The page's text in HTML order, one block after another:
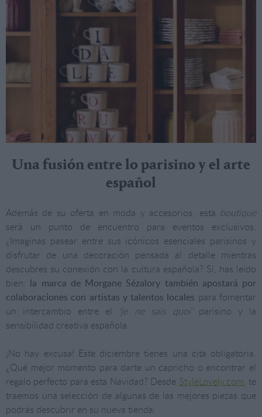
Una fusión entre lo parisino y el arte
español
Además de su oferta en moda y accesorios, esta boutique
será un punto de encuentro para eventos exclusivos.
¿Imaginas pasear entre sus icónicos esenciales parisinos y
disfrutar de una decoración pensada al detalle mientras
descubres su conexión con la cultura española? Sí, has leído
bien: la marca de Morgane Sézalory también apostará por
colaboraciones con artistas y talentos locales para fomentar
un intercambio entre el
‘je ne sais quoi’parisino y la
sensibilidad creativa española.
¡No hay excusa! Este diciembre tienes una cita obligatoria.
¿Qué mejor momento para darte un capricho o encontrar el
regalo perfecto para esta Navidad? Desde StyleLovely.com, te
traemos una selección de algunas de las mejores piezas que
podrás descubrir en su nueva tienda: